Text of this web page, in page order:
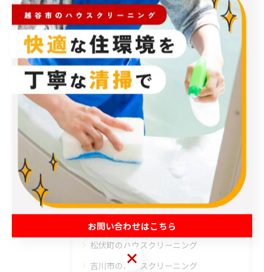
関連タグ
#越谷市
カテゴリー Categories
全てのカテゴリー
エアコン
春日部市のハウスクリーニング
草加市のハウスクリーニング
松伏町のハウスクリーニング
吉川市のハウスクリーニング
お問い合わせはこちら
お問い合わせはこちら